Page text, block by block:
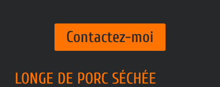
Contactez-moi
LONGE DE PORC SÉCHÉE